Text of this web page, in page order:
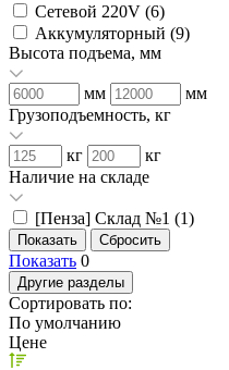
Сетевой 220V (6)
Аккумуляторный (9)
Высота подъема, мм
мм
мм
Грузоподъемность, кг
кг
кг
Наличие на складе
[Пенза] Склад №1 (1)
Показать 0
Другие разделы
Сортировать по:
По умолчанию
Цене